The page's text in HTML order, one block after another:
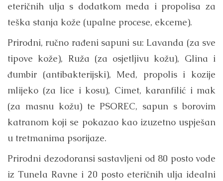
eteričnih ulja s dodatkom meda i propolisa za
teška stanja kože (upalne procese, ekceme).
Prirodni, ručno rađeni sapuni su: Lavanda (za sve
tipove kože), Ruža (za osjetljivu kožu), Glina i
đumbir (antibakterijski), Med, propolis i kozije
mlijeko (za lice i kosu), Cimet, karanfilić i mak
(za masnu kožu) te PSOREC, sapun s borovim
katranom koji se pokazao kao izuzetno uspješan
u tretmanima psorijaze.
Prirodni dezodoransi sastavljeni od 80 posto vode
iz Tunela Ravne i 20 posto eteričnih ulja idealni